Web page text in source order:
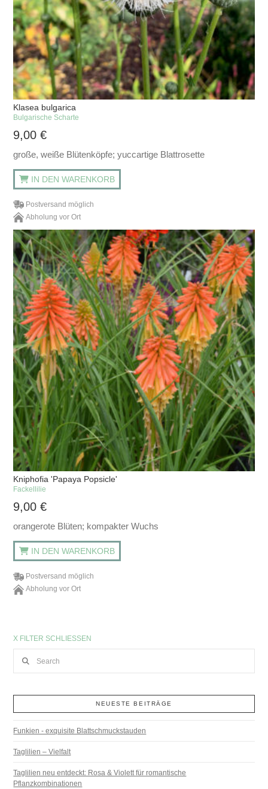
Klasea bulgarica
Bulgarische Scharte
9,00€
große, weiße Blütenköpfe; yuccartige Blattrosette
IN DEN WARENKORB
Postversand möglich
Abholung vor Ort
Kniphofia 'Papaya Popsicle'
Fackellilie
9,00€
orangerote Blüten; kompakter Wuchs
IN DEN WARENKORB
Postversand möglich
Abholung vor Ort
X FILTER SCHLIESSEN
NEUESTE BEITRÄGE
Funkien - exquisite Blattschmuckstauden
Taglilien – Vielfalt
Taglilien neu entdeckt: Rosa & Violett für romantische
Pflanzkombinationen